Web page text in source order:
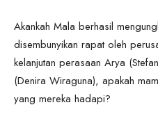
Akankah Mala berhasil
disembunyikan rapat oleh
kelanjutan perasaan Arya
(Denira Wiraguna), apakah
yang mereka hadapi?